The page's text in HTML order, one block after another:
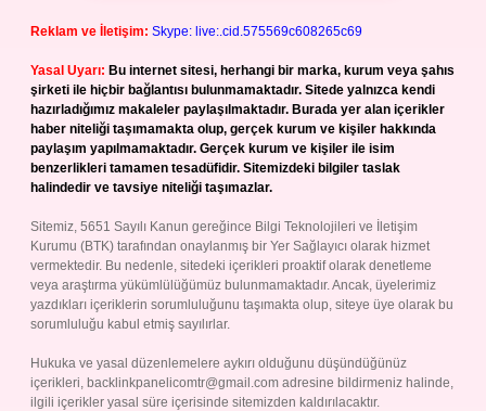
Reklam ve İletişim: Skype: live:.cid.575569c608265c69
Yasal Uyarı: Bu internet sitesi, herhangi bir marka, kurum veya şahıs
şirketi ile hiçbir bağlantısı bulunmamaktadır. Sitede yalnızca kendi
hazırladığımız makaleler paylaşılmaktadır. Burada yer alan içerikler
haber niteliği taşımamakta olup, gerçek kurum ve kişiler hakkında
paylaşım yapılmamaktadır. Gerçek kurum ve kişiler ile isim
benzerlikleri tamamen tesadüfidir. Sitemizdeki bilgiler taslak
halindedir ve tavsiye niteliği taşımazlar.
Sitemiz, 5651 Sayılı Kanun gereğince Bilgi Teknolojileri ve İletişim
Kurumu (BTK) tarafından onaylanmış bir Yer Sağlayıcı olarak hizmet
vermektedir. Bu nedenle, sitedeki içerikleri proaktif olarak denetleme
veya araştırma yükümlülüğümüz bulunmamaktadır. Ancak, üyelerimiz
yazdıkları içeriklerin sorumluluğunu taşımakta olup, siteye üye olarak bu
sorumluluğu kabul etmiş sayılırlar.
Hukuka ve yasal düzenlemelere aykırı olduğunu düşündüğünüz
içerikleri, backlinkpanelicomtr@gmail.com adresine bildirmeniz halinde,
ilgili içerikler yasal süre içerisinde sitemizden kaldırılacaktır.